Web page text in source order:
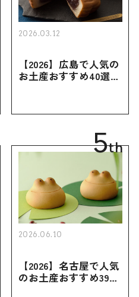
2026.03.12
【2026】広島で人気の
お土産おすすめ40選｜
き用、女性向けまで幅
5th
2026.06.10
【2026】名古屋で人気
のお土産おすすめ39選